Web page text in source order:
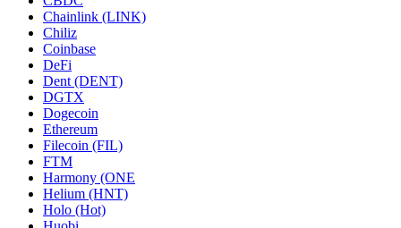
Chainlink (LINK)
Chiliz
Coinbase
DeFi
Dent (DENT)
DGTX
Dogecoin
Ethereum
Filecoin (FIL)
FTM
Harmony (ONE
Helium (HNT)
Holo (Hot)